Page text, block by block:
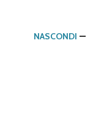
NASCONDI